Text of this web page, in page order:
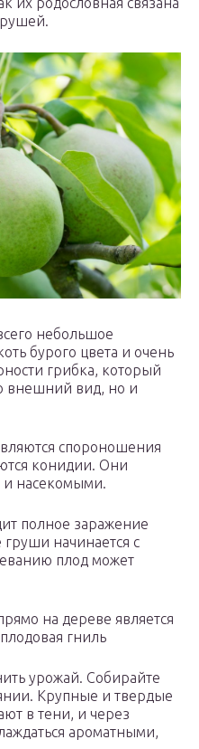
небольшое
бурого цвета и очень
грибка, который
внешний вид, но и
спороношения
конидии. Они
и насекомыми.
полное заражение
начинается с
плод может
на дереве является
гниль
урожай. Собирайте
Крупные и твердые
в тени, и через
ароматными,